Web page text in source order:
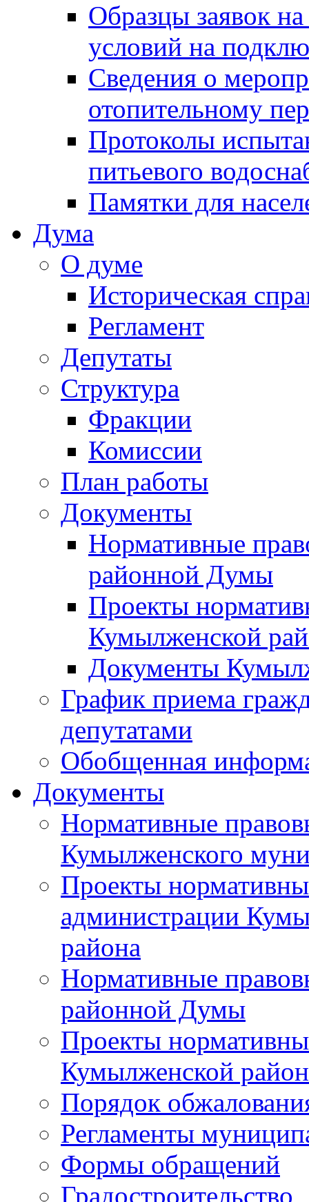
Образцы заявок
условий на
Сведения о
отопительному
Протоколы
питьевого
Памятки для
Дума
О думе
Историческая
Регламент
Депутаты
Структура
Фракции
Комиссии
План работы
Документы
Нормативные
районной Думы
Проекты
Кумылженской
Документы
График приема
депутатами
Обобщенная
Документы
Нормативные
Кумылженского
Проекты
администрации
района
Нормативные
районной Думы
Проекты
Кумылженской
Порядок
Регламенты
Формы обращений
Градостроительство